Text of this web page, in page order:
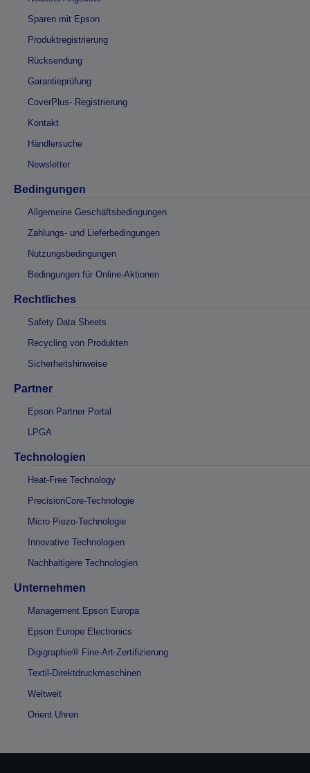
Sparen mit Epson
Produktregistrierung
Rücksendung
Garantieprüfung
CoverPlus- Registrierung
Kontakt
Händlersuche
Newsletter
Bedingungen
Allgemeine Geschäftsbedingungen
Zahlungs- und Lieferbedingungen
Nutzungsbedingungen
Bedingungen für Online-Aktionen
Rechtliches
Safety Data Sheets
Recycling von Produkten
Sicherheitshinweise
Partner
Epson Partner Portal
LPGA
Technologien
Heat-Free Technology
PrecisionCore-Technologie
Micro Piezo-Technologie
Innovative Technologien
Nachhaltigere Technologien
Unternehmen
Management Epson Europa
Epson Europe Electronics
Digigraphie® Fine-Art-Zertifizierung
Textil-Direktdruckmaschinen
Weltweit
Orient Uhren